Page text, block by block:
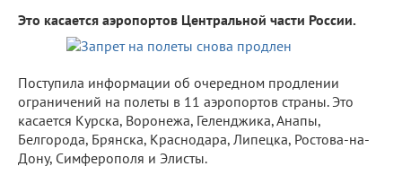
Это касается аэропортов Центральной части России.
Поступила информации об очередном продлении
ограничений на полеты в 11 аэропортов страны. Это
касается Курска, Воронежа, Геленджика, Анапы,
Белгорода, Брянска, Краснодара, Липецка, Ростова-на-
Дону, Симферополя и Элисты.